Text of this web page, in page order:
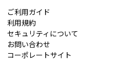
ご利用ガイド
利用規約
セキュリティについて
お問い合わせ
コーポレートサイト